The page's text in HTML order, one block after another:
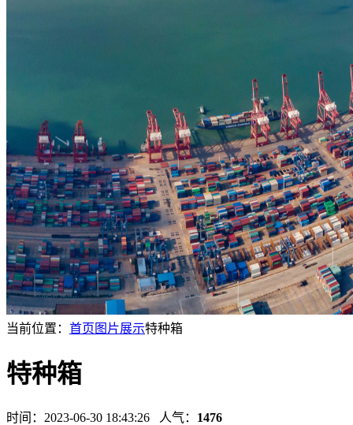
当前位置： 首页 图片展示特种箱
特种箱
时间：2023-06-30 18:43:26 人气： 1476